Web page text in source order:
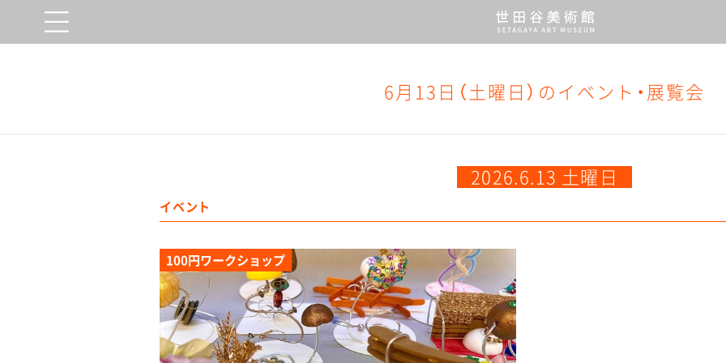
6月13日（土曜日）の イベント・展覧会
2026.6.13 土曜日
イベント
100円ワークショップ